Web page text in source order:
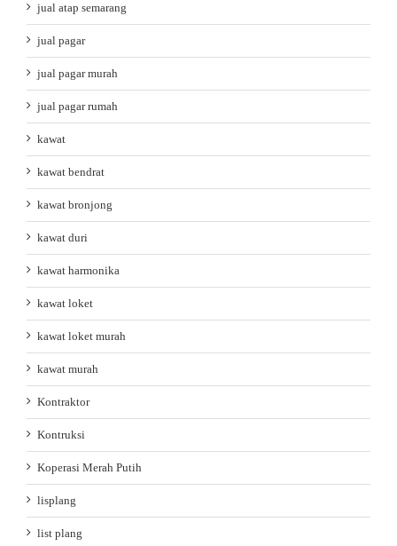
jual atap semarang
jual pagar
jual pagar murah
jual pagar rumah
kawat
kawat bendrat
kawat bronjong
kawat duri
kawat harmonika
kawat loket
kawat loket murah
kawat murah
Kontraktor
Kontruksi
Koperasi Merah Putih
lisplang
list plang